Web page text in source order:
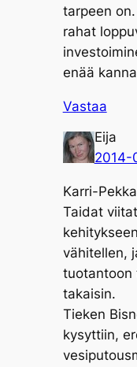
tarpeen
rahat
enää
Vastaa
Eija
2014-
Karri-
Taidat
vähitellen,
tuotantoon
takaisin.
Tieken
kysyttiin,